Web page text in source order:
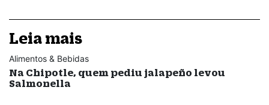
Leia mais
Alimentos & Bebidas
Na Chipotle, quem pediu jalapeño levou
Salmonella